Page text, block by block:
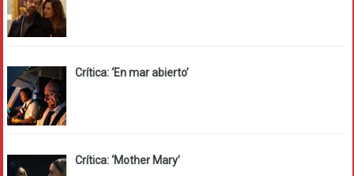
Crítica: ‘En mar abierto’
Crítica: ‘Mother Mary’